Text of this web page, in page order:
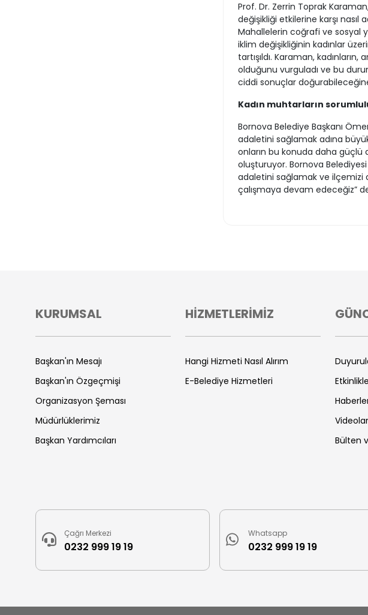
Prof. Dr. Zerrin Toprak
değişikliği etkilerine karşı nasıl
Mahallelerin coğrafi ve sosyal
iklim değişikliğinin kadınlar
tartışıldı. Karaman,
olduğunu vurguladı ve bu
ciddi sonuçlar
Kadın muhtarların
Bornova Belediye Başkanı
adaletini sağlamak adına
onların bu konuda daha
oluşturuyor. Bornova
adaletini sağlamak ve ilçemizi
çalışmaya devam edeceğiz”
KURUMSAL
Başkan'ın Mesajı
Başkan'ın Özgeçmişi
Organizasyon Şeması
Müdürlüklerimiz
Başkan Yardımcıları
HİZMETLERİMİZ
Hangi Hizmeti Nasıl Alırım
E-Belediye Hizmetleri
Videolar
Bülten
Çağrı Merkezi
0232 999 19 19
Whatsapp
0232 999 19 19